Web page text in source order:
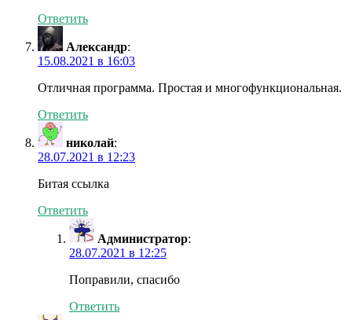
Ответить
Александр:
15.08.2021 в 16:03
Отличная программа. Простая и многофункциональная.
Ответить
николай:
28.07.2021 в 12:23
Битая ссылка
Ответить
Администратор:
28.07.2021 в 12:25
Поправили, спасибо
Ответить